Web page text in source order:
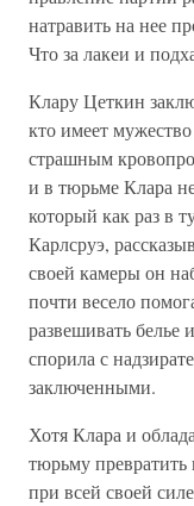
натравить на нее
Что за лакеи и
Клару Цеткин
кто имеет
страшным
и в тюрьме Клара
который как раз в
Карлсруэ,
своей камеры он
почти весело
развешивать белье
спорила с
заключенными.
Хотя Клара и
тюрьму превратить
при всей своей